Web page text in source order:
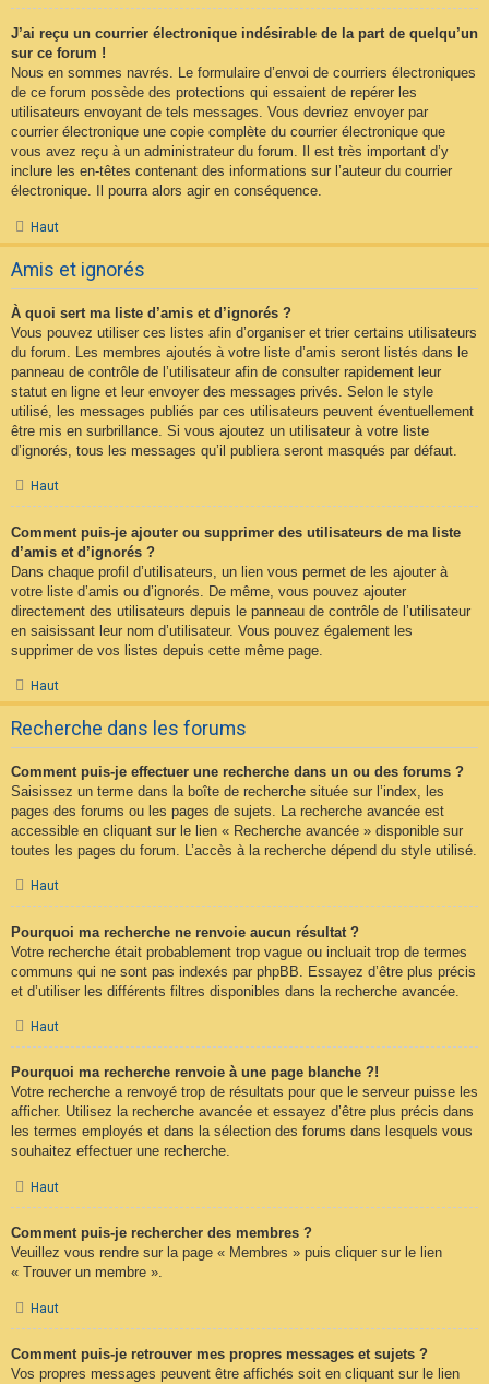
J’ai reçu un courrier électronique indésirable de la part de quelqu’un
sur ce forum !
Nous en sommes navrés. Le formulaire d’envoi de courriers électroniques
de ce forum possède des protections qui essaient de repérer les
utilisateurs envoyant de tels messages. Vous devriez envoyer par
courrier électronique une copie complète du courrier électronique que
vous avez reçu à un administrateur du forum. Il est très important d’y
inclure les en-têtes contenant des informations sur l’auteur du courrier
électronique. Il pourra alors agir en conséquence.
Haut
Amis et ignorés
À quoi sert ma liste d’amis et d’ignorés ?
Vous pouvez utiliser ces listes afin d’organiser et trier certains utilisateurs
du forum. Les membres ajoutés à votre liste d’amis seront listés dans le
panneau de contrôle de l’utilisateur afin de consulter rapidement leur
statut en ligne et leur envoyer des messages privés. Selon le style
utilisé, les messages publiés par ces utilisateurs peuvent éventuellement
être mis en surbrillance. Si vous ajoutez un utilisateur à votre liste
d’ignorés, tous les messages qu’il publiera seront masqués par défaut.
Haut
Comment puis-je ajouter ou supprimer des utilisateurs de ma liste
d’amis et d’ignorés ?
Dans chaque profil d’utilisateurs, un lien vous permet de les ajouter à
votre liste d’amis ou d’ignorés. De même, vous pouvez ajouter
directement des utilisateurs depuis le panneau de contrôle de l’utilisateur
en saisissant leur nom d’utilisateur. Vous pouvez également les
supprimer de vos listes depuis cette même page.
Haut
Recherche dans les forums
Comment puis-je effectuer une recherche dans un ou des forums ?
Saisissez un terme dans la boîte de recherche située sur l’index, les
pages des forums ou les pages de sujets. La recherche avancée est
accessible en cliquant sur le lien « Recherche avancée » disponible sur
toutes les pages du forum. L’accès à la recherche dépend du style utilisé.
Haut
Pourquoi ma recherche ne renvoie aucun résultat ?
Votre recherche était probablement trop vague ou incluait trop de termes
communs qui ne sont pas indexés par phpBB. Essayez d’être plus précis
et d’utiliser les différents filtres disponibles dans la recherche avancée.
Haut
Pourquoi ma recherche renvoie à une page blanche ?!
Votre recherche a renvoyé trop de résultats pour que le serveur puisse les
afficher. Utilisez la recherche avancée et essayez d’être plus précis dans
les termes employés et dans la sélection des forums dans lesquels vous
souhaitez effectuer une recherche.
Haut
Comment puis-je rechercher des membres ?
Veuillez vous rendre sur la page « Membres » puis cliquer sur le lien
« Trouver un membre ».
Haut
Comment puis-je retrouver mes propres messages et sujets ?
Vos propres messages peuvent être affichés soit en cliquant sur le lien